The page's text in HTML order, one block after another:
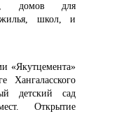
домов для
жилья, школ, и
«Якутцемента»
Хангаласского
детский сад
Открытие